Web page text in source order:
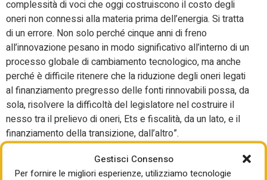
Gestisci Consenso
Per fornire le migliori esperienze, utilizziamo tecnologie
complessità di voci che oggi costruiscono il costo degli
oneri non connessi alla materia prima dell’energia. Si tratta
di un errore. Non solo perché cinque anni di freno
all’innovazione pesano in modo significativo all’interno di un
processo globale di cambiamento tecnologico, ma anche
perché è difficile ritenere che la riduzione degli oneri legati
al finanziamento pregresso delle fonti rinnovabili possa, da
sola, risolvere la difficoltà del legislatore nel costruire il
nesso tra il prelievo di oneri, Ets e fiscalità, da un lato, e il
finanziamento della transizione, dall’altro”.
E allora? Serve riformarli per aggiornare la fiscalità
coerentemente con gli obiettivi energetici, di sicurezza e